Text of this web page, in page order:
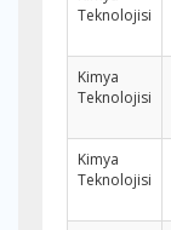
Teknolojisi
Kimya
Teknolojisi
Kimya
Teknolojisi